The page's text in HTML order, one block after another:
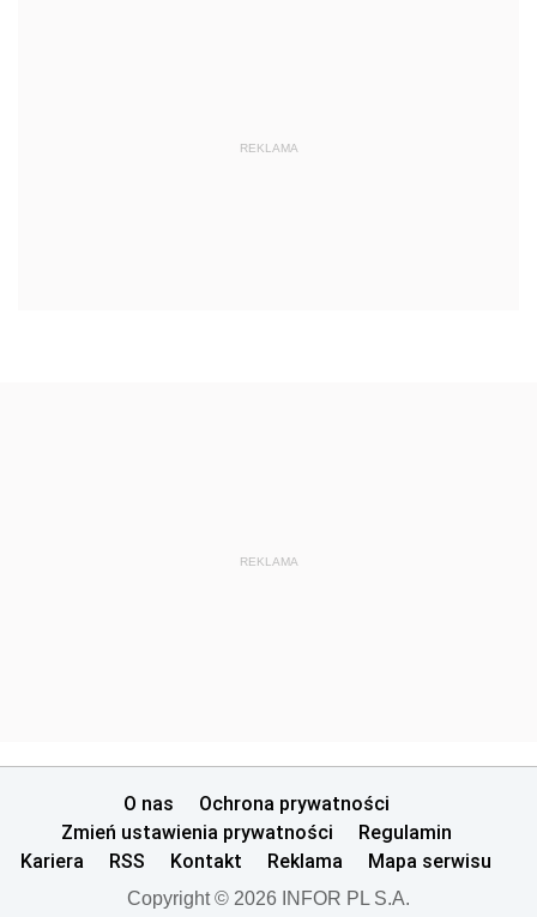
REKLAMA
REKLAMA
O nas
Ochrona prywatności
Zmień ustawienia prywatności
Regulamin
Kariera
RSS Kontakt Reklama Mapa serwisu
Copyright © 2026 INFOR PL S.A.